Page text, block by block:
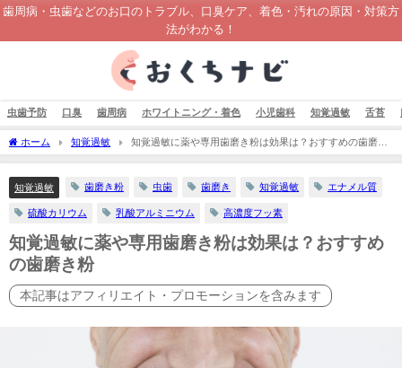
歯周病・虫歯などのお口のトラブル、口臭ケア、着色・汚れの原因・対策方
法がわかる！
虫歯予防 口臭 歯周病 ホワイトニング・着色 小児歯科 知覚過敏 舌苔
ホーム 知覚過敏
知覚過敏に薬や専用歯磨き粉は効果は？おすすめの歯磨き
粉
知覚過敏 歯磨き粉 虫歯 歯磨き 知覚過敏 エナメル質
硫酸カリウム 乳酸アルミニウム 高濃度フッ素
知覚過敏に薬や専用歯磨き粉は効果は？おすすめ
の歯磨き粉
本記事はアフィリエイト・プロモーションを含みます